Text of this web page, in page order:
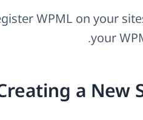
WPML on your
your
a New